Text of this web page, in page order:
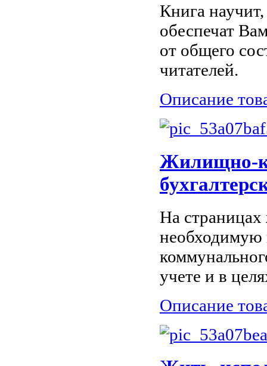
Книга
обеспечат
от общего
читателей.
Описание
Жилищно-
На
учете и в
Описание